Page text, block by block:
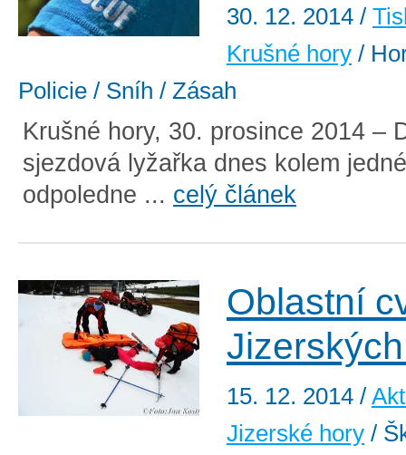
30. 12. 2014 /
Krušné hory /
Policie / Sníh / Zásah
Krušné hory, 30. prosince 2014 –
sjezdová lyžařka dnes kolem
odpoledne ... celý článek
Oblastní
15. 12. 2014 /
Jizerské hory /